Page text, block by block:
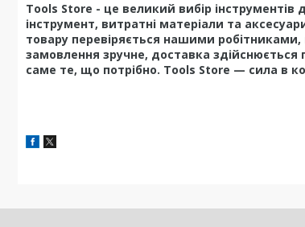
Tools Store - це великий вибір
інструмент, витратні матеріали та
товару перевіряється нашими
замовлення зручне, доставка здійснюється
саме те, що потрібно. Tools Store — сила в